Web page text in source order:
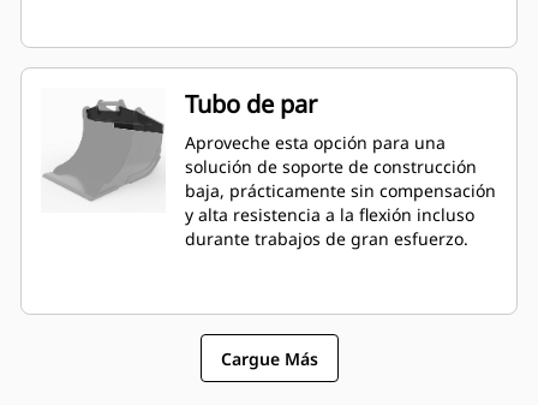
Tubo de par
Aproveche esta opción para una
solución de soporte de construcción
baja, prácticamente sin compensación
y alta resistencia a la flexión incluso
durante trabajos de gran esfuerzo.
Cargue Más